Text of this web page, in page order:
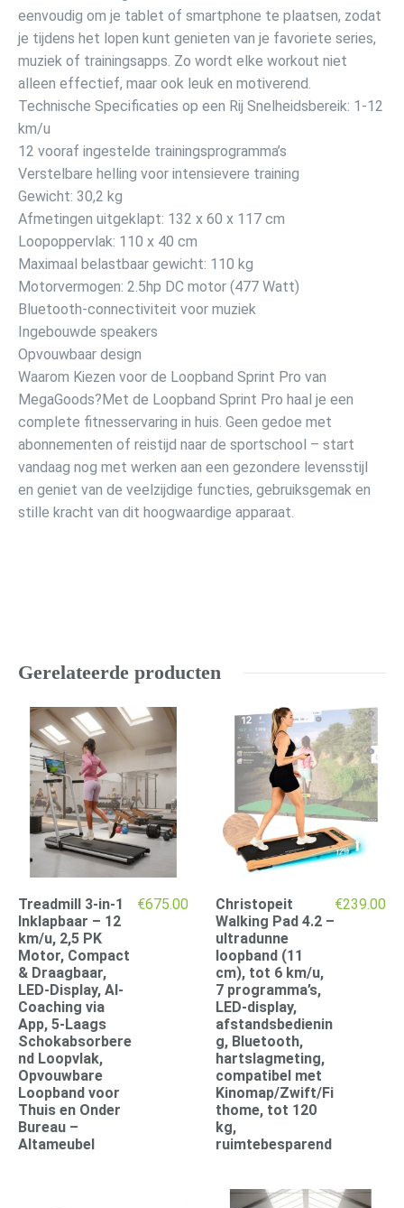
eenvoudig om je tablet of smartphone te plaatsen, zodat
je tijdens het lopen kunt genieten van je favoriete series,
muziek of trainingsapps. Zo wordt elke workout niet
alleen effectief, maar ook leuk en motiverend.
Technische Specificaties op een Rij Snelheidsbereik: 1-12
km/u
12 vooraf ingestelde trainingsprogramma’s
Verstelbare helling voor intensievere training
Gewicht: 30,2 kg
Afmetingen uitgeklapt: 132 x 60 x 117 cm
Loopoppervlak: 110 x 40 cm
Maximaal belastbaar gewicht: 110 kg
Motorvermogen: 2.5hp DC motor (477 Watt)
Bluetooth-connectiviteit voor muziek
Ingebouwde speakers
Opvouwbaar design
Waarom Kiezen voor de Loopband Sprint Pro van
MegaGoods?Met de Loopband Sprint Pro haal je een
complete fitnesservaring in huis. Geen gedoe met
abonnementen of reistijd naar de sportschool – start
vandaag nog met werken aan een gezondere levensstijl
en geniet van de veelzijdige functies, gebruiksgemak en
stille kracht van dit hoogwaardige apparaat.
Gerelateerde producten
Treadmill 3-in-1
Inklapbaar – 12
km/u, 2,5 PK
Motor, Compact
& Draagbaar,
LED-Display, AI-
Coaching via
App, 5-Laags
Schokabsorbere
nd Loopvlak,
Opvouwbare
Loopband voor
Thuis en Onder
Bureau –
Altameubel
€675.00
Christopeit
Walking Pad 4.2 –
ultradunne
loopband (11
cm), tot 6 km/u,
7 programma’s,
LED-display,
afstandsbedienin
g, Bluetooth,
hartslagmeting,
compatibel met
Kinomap/Zwift/Fi
thome, tot 120
kg,
ruimtebesparend
€239.00